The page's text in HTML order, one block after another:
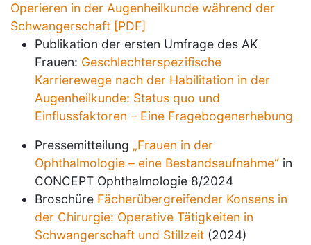
Operieren in der Augenheilkunde während der
Schwangerschaft [PDF]
Publikation der ersten Umfrage des AK
Frauen: Geschlechterspezifische
Karrierewege nach der Habilitation in der
Augenheilkunde: Status quo und
Einflussfaktoren – Eine Fragebogenerhebung
Pressemitteilung „Frauen in der
Ophthalmologie – eine Bestandsaufnahme“ in
CONCEPT Ophthalmologie 8/2024
Broschüre Fächerübergreifender Konsens in
der Chirurgie: Operative Tätigkeiten in
Schwangerschaft und Stillzeit (2024)